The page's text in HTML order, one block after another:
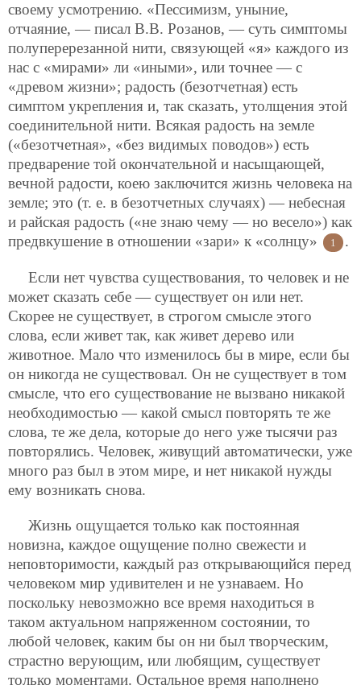
своему усмотрению. «Пессимизм, уныние,
отчаяние, — писал В.В. Розанов, — суть симптомы
полуперерезанной нити, связующей «я» каждого из
нас с «мирами» ли «иными», или точнее — с
«древом жизни»; радость (безотчетная) есть
симптом укрепления и, так сказать, утолщения этой
соединительной нити. Всякая радость на земле
(«безотчетная», «без видимых поводов») есть
предварение той окончательной и насыщающей,
вечной радости, коею заключится жизнь человека на
земле; это (т. е. в безотчетных случаях) — небесная
и райская радость («не знаю чему — но весело») как
предвкушение в отношении «зари» к «солнцу»
1 .
Если нет чувства существования, то человек и не
может сказать себе — существует он или нет.
Скорее не существует, в строгом смысле этого
слова, если живет так, как живет дерево или
животное. Мало что изменилось бы в мире, если бы
он никогда не существовал. Он не существует в том
смысле, что его существование не вызвано никакой
необходимостью — какой смысл повторять те же
слова, те же дела, которые до него уже тысячи раз
повторялись. Человек, живущий автоматически, уже
много раз был в этом мире, и нет никакой нужды
ему возникать снова.
Жизнь ощущается только как постоянная
новизна, каждое ощущение полно свежести и
неповторимости, каждый раз открывающийся перед
человеком мир удивителен и не узнаваем. Но
поскольку невозможно все время находиться в
таком актуальном напряженном состоянии, то
любой человек, каким бы он ни был творческим,
страстно верующим, или любящим, существует
только моментами. Остальное время наполнено